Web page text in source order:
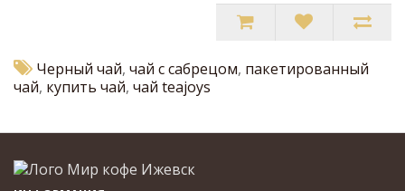
Черный чай, чай с сабрецом, пакетированный
чай, купить чай, чай teajoys